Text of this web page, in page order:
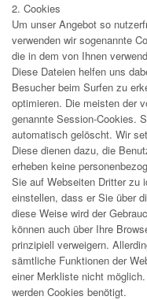
2. Cookies
Um unser Angebot so
verwenden wir sogenannte
die in dem von Ihnen
Diese Dateien helfen uns
Besucher beim Surfen zu
optimieren. Die meisten der
genannte Session-Cookies.
automatisch gelöscht. Wir
Diese dienen dazu, die
erheben keine
Sie auf Webseiten Dritter zu
einstellen, dass er Sie über
diese Weise wird der
können auch über Ihre
prinzipiell verweigern.
sämtliche Funktionen der
einer Merkliste nicht
werden Cookies benötigt.